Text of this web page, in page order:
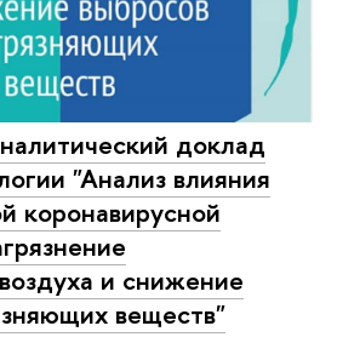
доклад
"Анализ влияния
коронавирусной
и снижение
веществ"